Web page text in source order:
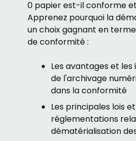
0 papier est-il conforme
Apprenez pourquoi la
un choix gagnant en
de conformité :
Les avantages et
de l'archivage
dans la conformité
Les principales lois et
réglementations
dématérialisation